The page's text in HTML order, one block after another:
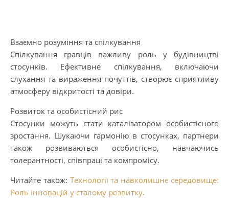
Взаємно розуміння та спілкування
Спілкування гравців важливу роль у будівництві
стосунків. Ефективне спілкування, включаючи
слухання та вираження почуттів, створює сприятливу
атмосферу відкритості та довіри.
Розвиток та особистісний рис
Стосунки можуть стати каталізатором особистісного
зростання. Шукаючи гармонію в стосунках, партнери
також розвиваються особистісно, ​​навчаючись
толерантності, співпраці та компромісу.
Читайте також: Технології та навколишнє середовище:
Роль інновацій у сталому розвитку.